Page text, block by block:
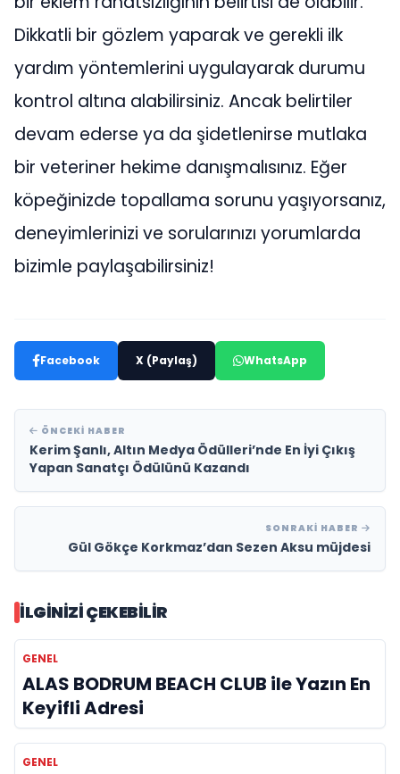
Dikkatli bir gözlem yaparak ve gerekli ilk
yardım yöntemlerini uygulayarak durumu
kontrol altına alabilirsiniz. Ancak belirtiler
devam ederse ya da şidetlenirse mutlaka
bir veteriner hekime danışmalısınız. Eğer
köpeğinizde topallama sorunu yaşıyorsanız,
deneyimlerinizi ve sorularınızı yorumlarda
bizimle paylaşabilirsiniz!
Facebook X (Paylaş) WhatsApp
ÖNCEKI HABER
Kerim Şanlı, Altın Medya Ödülleri’nde En İyi Çıkış
Yapan Sanatçı Ödülünü Kazandı
SONRAKI HABER
Gül Gökçe Korkmaz’dan Sezen Aksu müjdesi
İLGINIZI ÇEKEBILIR
GENEL
ALAS BODRUM BEACH CLUB ile Yazın En
Keyifli Adresi
GENEL